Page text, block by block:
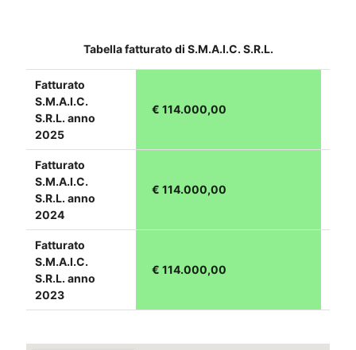
Tabella fatturato di S.M.A.I.C. S.R.L.
Fatturato
S.M.A.I.C.
S.R.L. anno
2025
€ 114.000,00
Fatturato
S.M.A.I.C.
S.R.L. anno
2024
€ 114.000,00
Fatturato
S.M.A.I.C.
S.R.L. anno
2023
€ 114.000,00